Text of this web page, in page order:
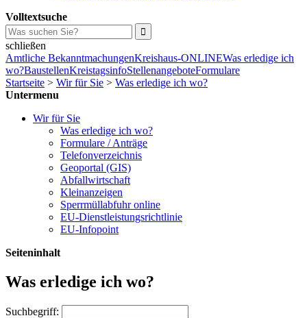
Volltextsuche
schließen
Amtliche BekanntmachungenKreishaus-ONLINEWas erledige ich
wo?BaustellenKreistagsinfoStellenangeboteFormulare
Startseite > Wir für Sie > Was erledige ich wo?
Untermenu
Wir für Sie
Was erledige ich wo?
Formulare / Anträge
Telefonverzeichnis
Geoportal (GIS)
Abfallwirtschaft
Kleinanzeigen
Sperrmüllabfuhr online
EU-Dienstleistungsrichtlinie
EU-Infopoint
Seiteninhalt
Was erledige ich wo?
Suchbegriff: